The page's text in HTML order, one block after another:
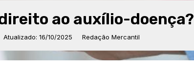
ao auxílio-doença?
Atualizado: 16/10/2025 Redação Mercantil